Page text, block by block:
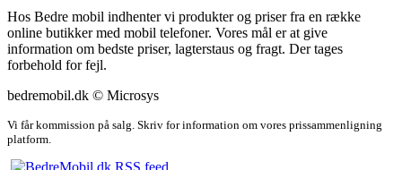
Hos Bedre mobil indhenter vi produkter og priser fra en række
online butikker med mobil telefoner. Vores mål er at give
information om bedste priser, lagterstaus og fragt. Der tages
forbehold for fejl.
bedremobil.dk © Microsys
Vi får kommission på salg. Skriv for information om vores prissammenligning
platform.